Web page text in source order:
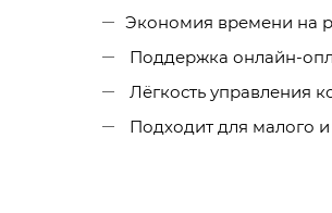
Экономия времени на
Поддержка онлайн-
Лёгкость управления
Подходит для малого